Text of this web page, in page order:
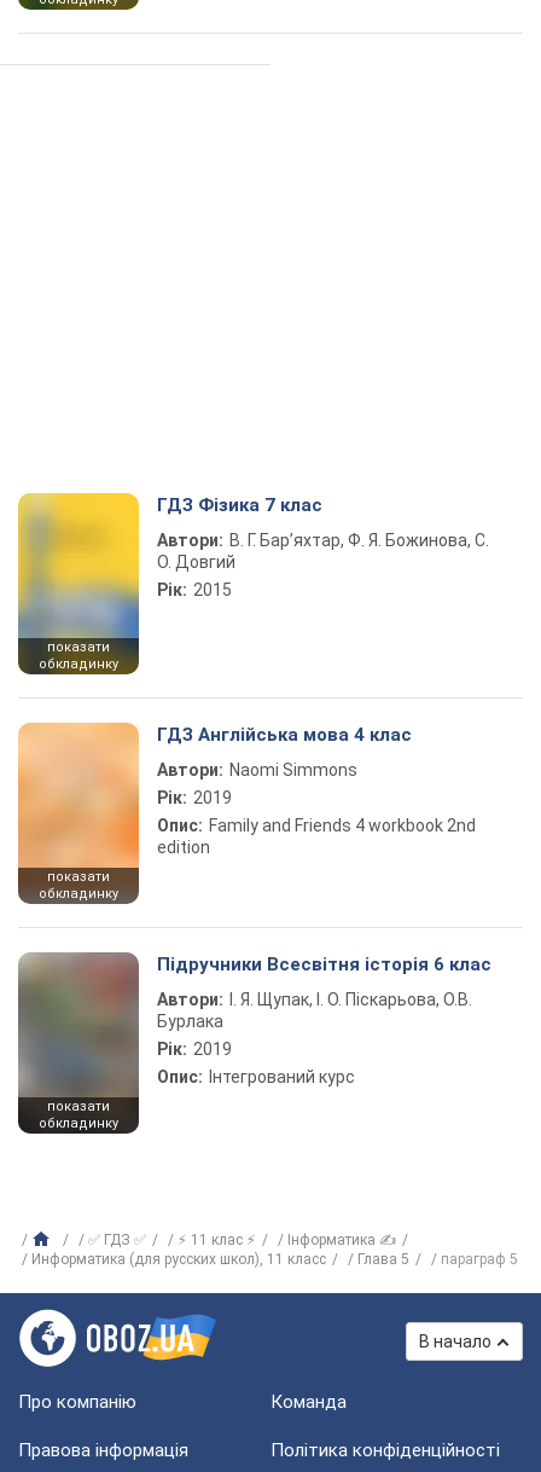
показати
обкладинку
ГДЗ Фізика 7 клас
Автори: В. Г. Бар’яхтар, Ф. Я. Божинова, С.
О. Довгий
Рік: 2015
показати
обкладинку
ГДЗ Англійська мова 4 клас
Автори: Naomi Simmons
Рік: 2019
Опис: Family and Friends 4 workbook 2nd
edition
показати
обкладинку
Підручники Всесвітня історія 6 клас
Автори:
І. Я. Щупак, І. О. Піскарьова, О.В.
Бурлака
Рік: 2019
Опис: Інтегрований курс
✅ ГДЗ ✅ ⚡ 11 клас ⚡
Інформатика ✍
Информатика (для русских школ), 11 класс
Глава 5 параграф 5
В начало
Про компанію Команда
Правова інформація Політика конфіденційності